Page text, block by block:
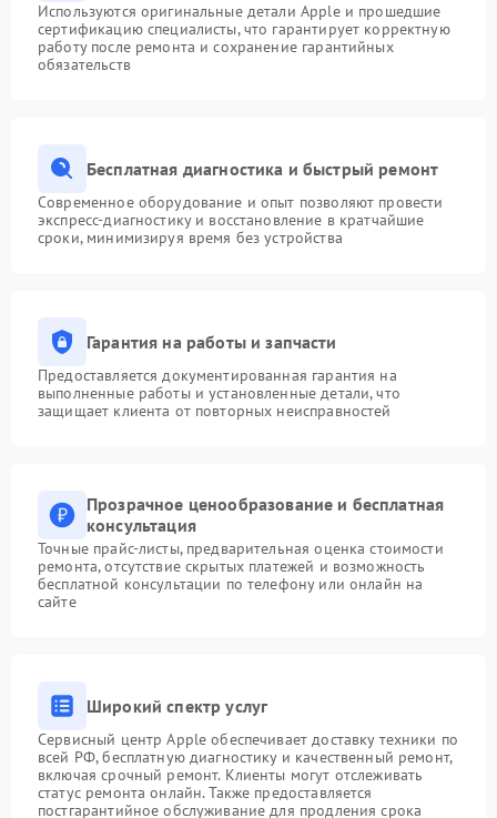
Используются оригинальные детали Apple и прошедшие
сертификацию специалисты, что гарантирует корректную
работу после ремонта и сохранение гарантийных
обязательств
Бесплатная диагностика и быстрый ремонт
Современное оборудование и опыт позволяют провести
экспресс-диагностику и восстановление в кратчайшие
сроки, минимизируя время без устройства
Гарантия на работы и запчасти
Предоставляется документированная гарантия на
выполненные работы и установленные детали, что
защищает клиента от повторных неисправностей
Прозрачное ценообразование и бесплатная
консультация
Точные прайс-листы, предварительная оценка стоимости
ремонта, отсутствие скрытых платежей и возможность
бесплатной консультации по телефону или онлайн на
сайте
Широкий спектр услуг
Сервисный центр Apple обеспечивает доставку техники по
всей РФ, бесплатную диагностику и качественный ремонт,
включая срочный ремонт. Клиенты могут отслеживать
статус ремонта онлайн. Также предоставляется
постгарантийное обслуживание для продления срока